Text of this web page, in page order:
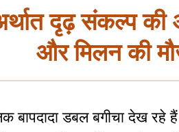
दृढ़ संकल्प की
और मिलन की
बापदादा डबल बगीचा देख